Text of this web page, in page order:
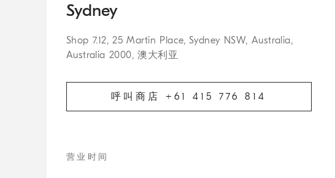
Sydney
Shop 7.12, 25 Martin Place, Sydney NSW, Australia,
Australia 2000, 澳大利亚
呼叫商店 +61 415 776 814
营业时间